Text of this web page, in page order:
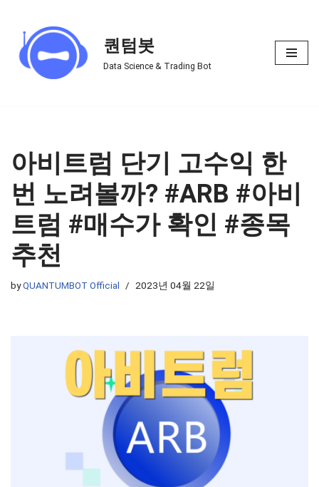
Skip
to
content
퀀텀봇
Data Science & Trading Bot
아비트럼 단기 고수익 한
번 노려볼까? #ARB #아비
트럼 #매수가 확인 #종목
추천
byQUANTUMBOT Official 2023년 04월 22일